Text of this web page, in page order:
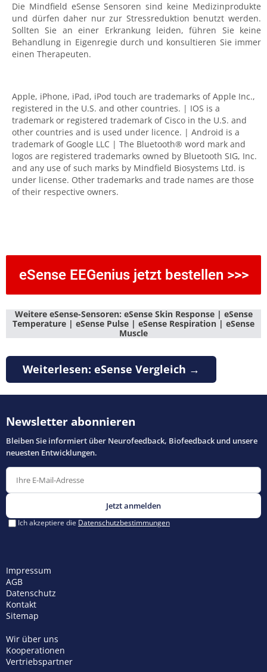
Die Mindfield eSense Sensoren sind keine Medizinprodukte
und dürfen daher nur zur Stressreduktion benutzt werden.
Sollten Sie an einer Erkrankung leiden, führen Sie keine
Behandlung in Eigenregie durch und konsultieren Sie immer
einen Therapeuten.
Apple, iPhone, iPad, iPod touch are trademarks of Apple Inc.,
registered in the U.S. and other countries. | IOS is a
trademark or registered trademark of Cisco in the U.S. and
other countries and is used under licence. | Android is a
trademark of Google LLC | The Bluetooth® word mark and
logos are registered trademarks owned by Bluetooth SIG, Inc.
and any use of such marks by Mindfield Biosystems Ltd. is
under license. Other trademarks and trade names are those
of their respective owners.
eSense EEGenius jetzt bestellen >>>
Weitere eSense-Sensoren: eSense Skin Response| eSense
Temperature | eSense Pulse | eSense Respiration | eSense
Muscle
Weiterlesen: eSense Vergleich →
Impressum
AGB
Datenschutz
Kontakt
Sitemap
Wir über uns
Kooperationen
Vertriebspartner